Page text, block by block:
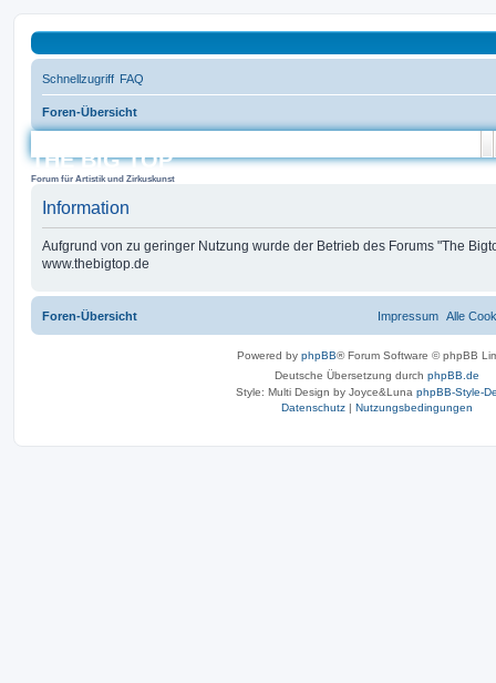
Schnellzugriff FAQ
Foren-Übersicht
THE BIG TOP
Forum für Artistik und Zirkuskunst
Information
Aufgrund von zu geringer Nutzung wurde der Betrieb des Forums "The
www.thebigtop.de
Foren-Übersicht Alle
Impressum
Powered by phpBB® Forum Software © phpBB
Deutsche Übersetzung durch phpBB.de
Style: Multi Design by Joyce&Luna phpBB-Style-
Datenschutz | Nutzungsbedingungen